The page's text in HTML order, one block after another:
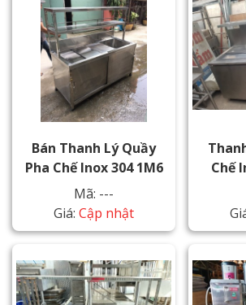
Bán Thanh Lý Quầy
Pha Chế Inox 304 1M6
Mã: ---
Giá: Cập nhật
Chế